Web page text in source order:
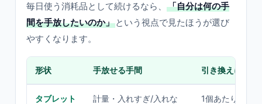
毎日使う消耗品として続けるなら、
「自分は何の手
間を手放したいのか」 という視点で見たほうが選び
やすくなります。
形状 手放せる手間 引き換えに気を
タブレット
計量・入れすぎ/入れな
1個あたり単価